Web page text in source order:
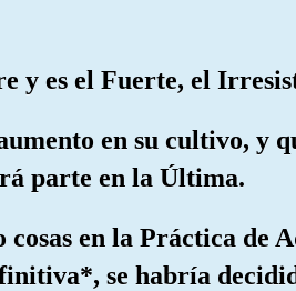
y es el Fuerte, el
en su cultivo, y
parte en la Última.
en la Práctica de
se habría